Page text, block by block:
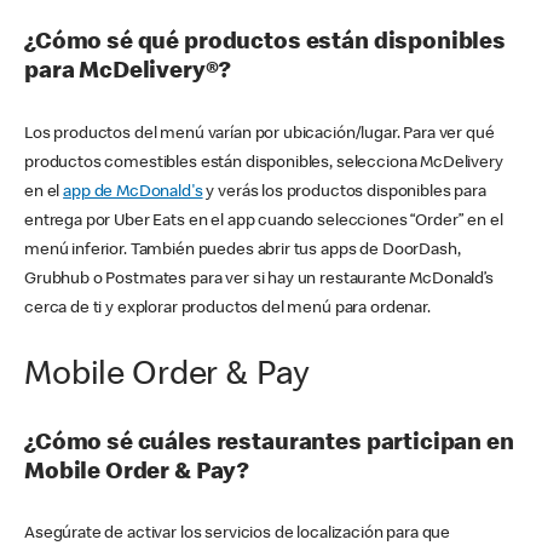
¿Cómo sé qué productos están disponibles
para McDelivery®?
Los productos del menú varían por ubicación/lugar. Para ver qué
productos comestibles están disponibles, selecciona McDelivery
en elapp de McDonald'sy verás los productos disponibles para
entrega por Uber Eats en el app cuando selecciones “Order” en el
menú inferior. También puedes abrir tus apps de DoorDash,
Grubhub o Postmates para ver si hay un restaurante McDonald’s
cerca de ti y explorar productos del menú para ordenar.
Mobile Order & Pay
¿Cómo sé cuáles restaurantes participan en
Mobile Order & Pay?
Asegúrate de activar los servicios de localización para que